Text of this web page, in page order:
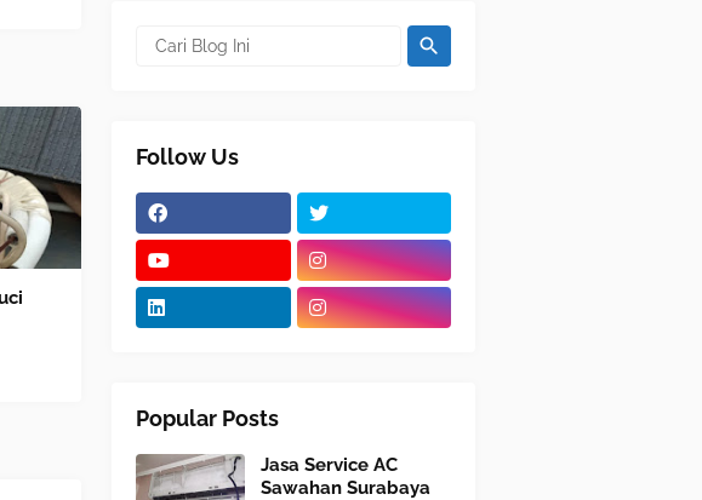
Follow Us
Popular Posts
Jasa Service AC
Sawahan Surabaya